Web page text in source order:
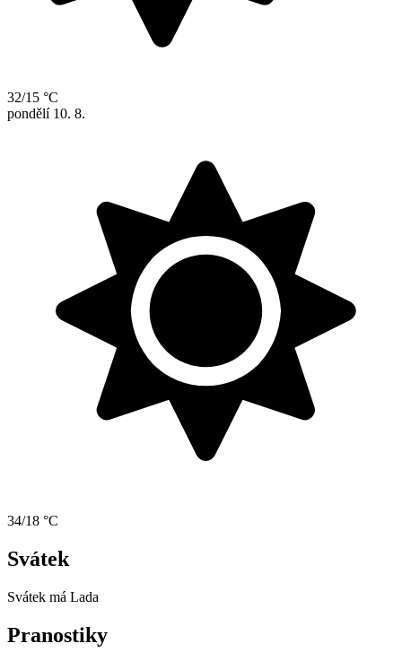
32/15 °C
pondělí 10. 8.
34/18 °C
Svátek
Svátek má Lada
Pranostiky